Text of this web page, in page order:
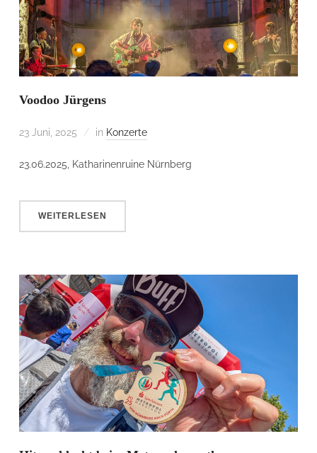
Voodoo Jürgens
23 Juni, 2025 in Konzerte
23.06.2025, Katharinenruine Nürnberg
WEITERLESEN